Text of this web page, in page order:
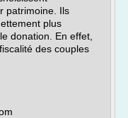
patrimoine. Ils
plus
donation. En effet,
des couples